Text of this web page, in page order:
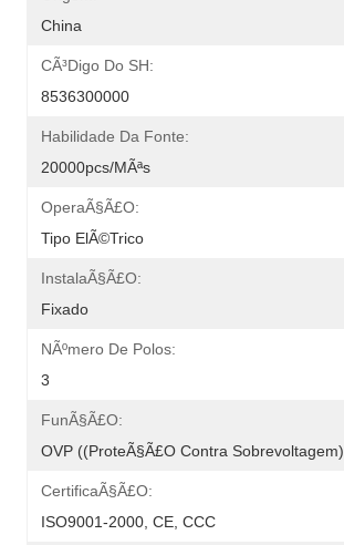
China
CÃ³digo Do SH:
8536300000
Habilidade Da Fonte:
20000pcs/mÃªs
OperaÃ§Ã£o:
Tipo ElÃ©trico
InstalaÃ§Ã£o:
Fixado
NÃºmero De Polos:
3
FunÃ§Ã£o:
OVP ((ProteÃ§Ã£o Contra Sobrevoltagem)
CertificaÃ§Ã£o:
ISO9001-2000, CE, CCC